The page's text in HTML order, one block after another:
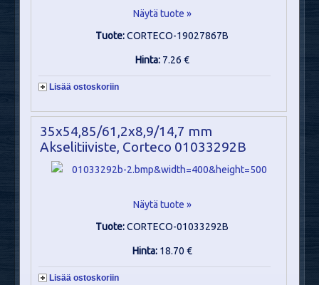
Näytä tuote »
Tuote:CORTECO-19027867B
Hinta: 7.26 €
Lisää ostoskoriin
35x54,85/61,2x8,9/14,7 mm
Akselitiiviste, Corteco 01033292B
Näytä tuote »
Tuote:CORTECO-01033292B
Hinta: 18.70 €
Lisää ostoskoriin